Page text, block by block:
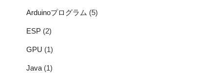
Arduinoプログラム (5)
ESP (2)
GPU (1)
Java (1)